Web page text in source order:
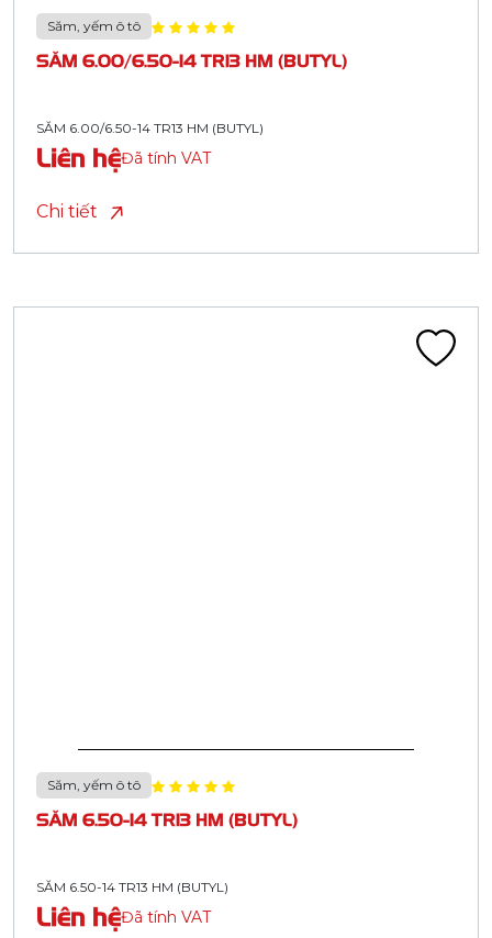
Săm, yếm ô tô
SĂM 6.00/6.50-14 TR13 HM (BUTYL)
SĂM 6.00/6.50-14 TR13 HM (BUTYL)
Liên hệĐã tính VAT
Chi tiết
Săm, yếm ô tô
SĂM 6.50-14 TR13 HM (BUTYL)
SĂM 6.50-14 TR13 HM (BUTYL)
Liên hệĐã tính VAT